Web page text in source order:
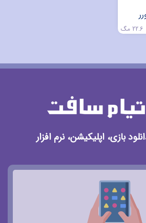
22.6 مگ
بازی، اپلیکیشن، نرم افزار